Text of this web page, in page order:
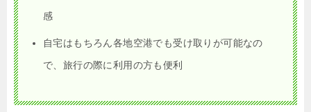
感
自宅はもちろん各地空港でも受け取りが可能なの
で、旅行の際に利用の方も便利